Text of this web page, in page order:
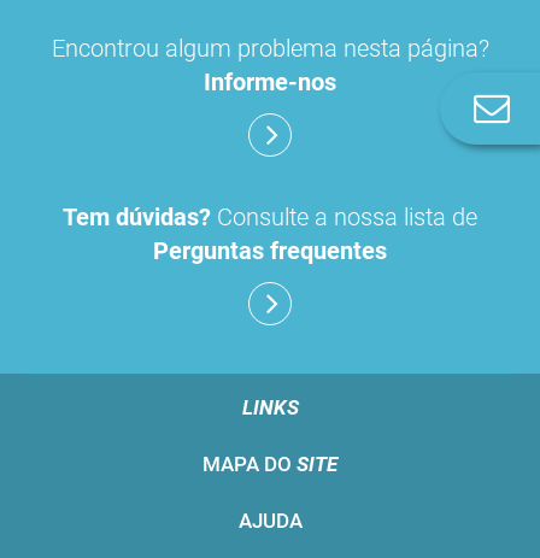
Encontrou algum problema nesta página?
Informe-nos
Tem dúvidas? Consulte a nossa lista de
Perguntas frequentes
LINKS
MAPA DO SITE
AJUDA